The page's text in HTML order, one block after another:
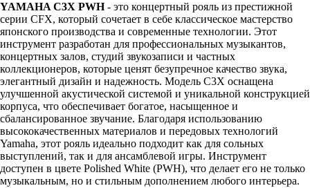
YAMAHA C3X PWH- это концертный рояль из престижной
серии CFX, который сочетает в себе классическое мастерство
японского производства и современные технологии. Этот
инструмент разработан для профессиональных музыкантов,
концертных залов, студий звукозаписи и частных
коллекционеров, которые ценят безупречное качество звука,
элегантный дизайн и надежность. Модель C3X оснащена
улучшенной акустической системой и уникальной конструкцией
корпуса, что обеспечивает богатое, насыщенное и
сбалансированное звучание. Благодаря использованию
высококачественных материалов и передовых технологий
Yamaha, этот рояль идеально подходит как для сольных
выступлений, так и для ансамблевой игры. Инструмент
доступен в цвете Polished White (PWH), что делает его не только
музыкальным, но и стильным дополнением любого интерьера.